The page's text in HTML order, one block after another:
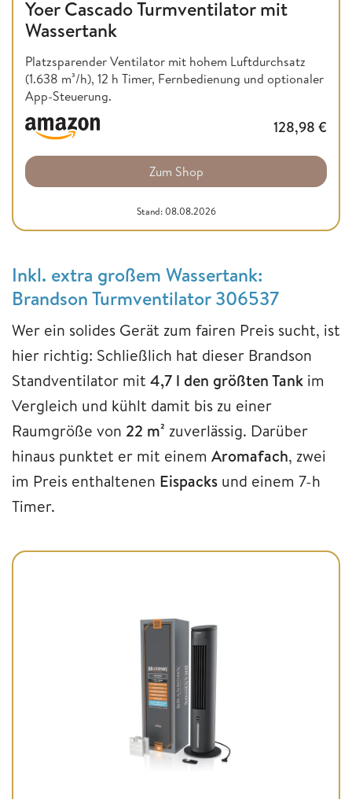
Yoer Cascado Turmventilator mit
Wassertank
Platzsparender Ventilator mit hohem Luftdurchsatz
(1.638 m³/h), 12 h Timer, Fernbedienung und optionaler
App-Steuerung.
128,98 €
Zum Shop
Stand: 08.08.2026
Inkl. extra großem Wassertank:
Brandson Turmventilator 306537
Wer ein solides Gerät zum fairen Preis sucht, ist
hier richtig: Schließlich hat dieser Brandson
Standventilator mit 4,7 l den größten Tank im
Vergleich und kühlt damit bis zu einer
Raumgröße von 22 m² zuverlässig. Darüber
hinaus punktet er mit einem Aromafach, zwei
im Preis enthaltenen Eispacks und einem 7-h
Timer.